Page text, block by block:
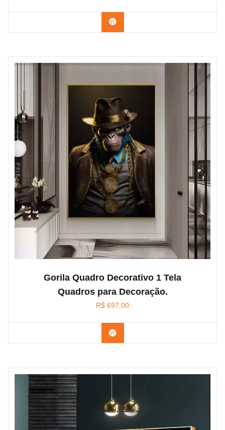
Confira os modelos
Gorila Quadro Decorativo 1 Tela
Quadros para Decoração.
R$ 697,00
Confira na Amazon